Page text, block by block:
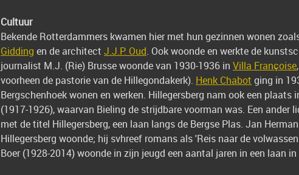
Cultuur
Bekende Rotterdammers kwamen hier met hun gezinnen wonen
Gidding en de architect J.J.P. Oud. Ook woonde en werkte de
journalist M.J. (Rie) Brusse woonde van 1930-1936 in Villa Françoise
voorheen de pastorie van de Hillegondakerk). Henk Chabot ging in
Bergschenhoek wonen en werken. Hillegersberg nam ook een
(1917-1926), waarvan Bieling de strijdbare voorman was. Een
met de titel Hillegersberg, een laan langs de Bergse Plas. Jan
Hillegersberg woonde; hij svhreef romans als 'Reis naar de
Boer (1928-2014) woonde in zijn jeugd een aantal jaren in een laan